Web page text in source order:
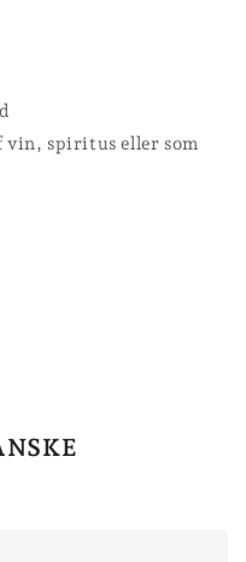
vin, spiritus eller som